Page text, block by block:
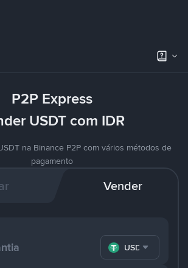
P2P Express
USDT com IDR
na Binance P2P com vários métodos de
pagamento
Vender
USDT